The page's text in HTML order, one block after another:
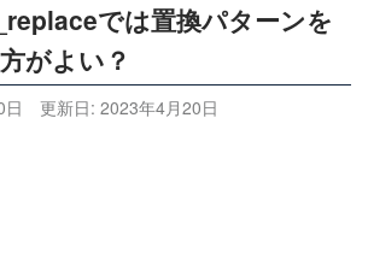
では置換パターンを
がよい？
更新日: 2023年4月20日